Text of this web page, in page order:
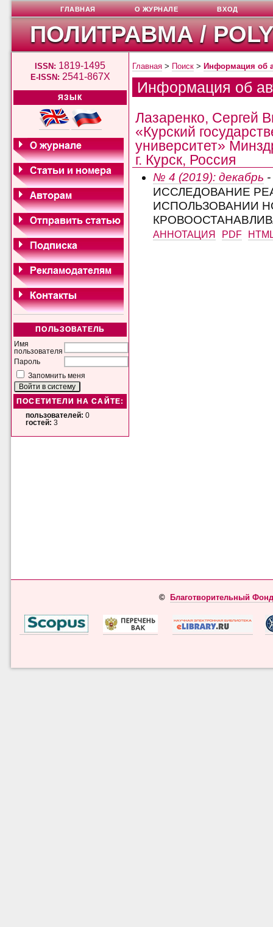
ПОЛИТРАВМА /
ISSN: 1819-1495
E-ISSN: 2541-867X
ЯЗЫК
ПОЛЬЗОВАТЕЛЬ
Имя
пользователя
Пароль
Запомнить меня
ПОСЕТИТЕЛИ НА САЙТЕ:
пользователей: 0
гостей: 3
ГЛАВНАЯ О ЖУРНАЛЕ ВХОД
Главная > Поиск > Информация об
Информация об
Лазаренко, Сергей
«Курский
университет»
г. Курск, Россия
№ 4 (2019): декабрь
ИССЛЕДОВАНИЕ
ИСПОЛЬЗОВАНИИ
АННОТАЦИЯ PDF
© Благотворительный